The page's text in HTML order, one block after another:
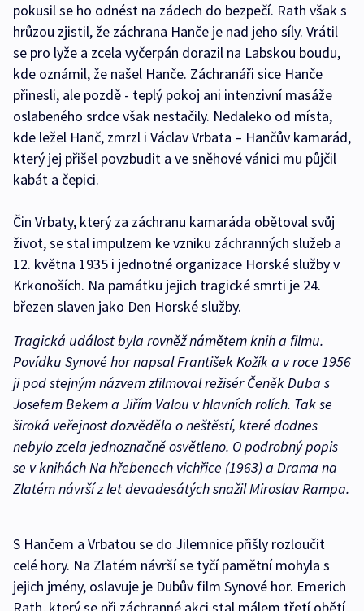
pokusil se ho odnést na zádech do bezpečí. Rath však s
hrůzou zjistil, že záchrana Hanče je nad jeho síly. Vrátil
se pro lyže a zcela vyčerpán dorazil na Labskou boudu,
kde oznámil, že našel Hanče. Záchranáři sice Hanče
přinesli, ale pozdě - teplý pokoj ani intenzivní masáže
oslabeného srdce však nestačily. Nedaleko od místa,
kde ležel Hanč, zmrzl i Václav Vrbata – Hančův kamarád,
který jej přišel povzbudit a ve sněhové vánici mu půjčil
kabát a čepici.
Čin Vrbaty, který za záchranu kamaráda obětoval svůj
život, se stal impulzem ke vzniku záchranných služeb a
12. května 1935 i jednotné organizace Horské služby v
Krkonoších. Na památku jejich tragické smrti je 24.
březen slaven jako Den Horské služby.
Tragická událost byla rovněž námětem knih a filmu.
Povídku Synové hor napsal František Kožík a v roce 1956
ji pod stejným názvem zfilmoval režisér Čeněk Duba s
Josefem Bekem a Jiřím Valou v hlavních rolích. Tak se
široká veřejnost dozvěděla o neštěstí, které dodnes
nebylo zcela jednoznačně osvětleno. O podrobný popis
se v knihách Na hřebenech vichřice (1963) a Drama na
Zlatém návrší z let devadesátých snažil Miroslav Rampa.
S Hančem a Vrbatou se do Jilemnice přišly rozloučit
celé hory. Na Zlatém návrší se tyčí pamětní mohyla s
jejich jmény, oslavuje je Dubův film Synové hor. Emerich